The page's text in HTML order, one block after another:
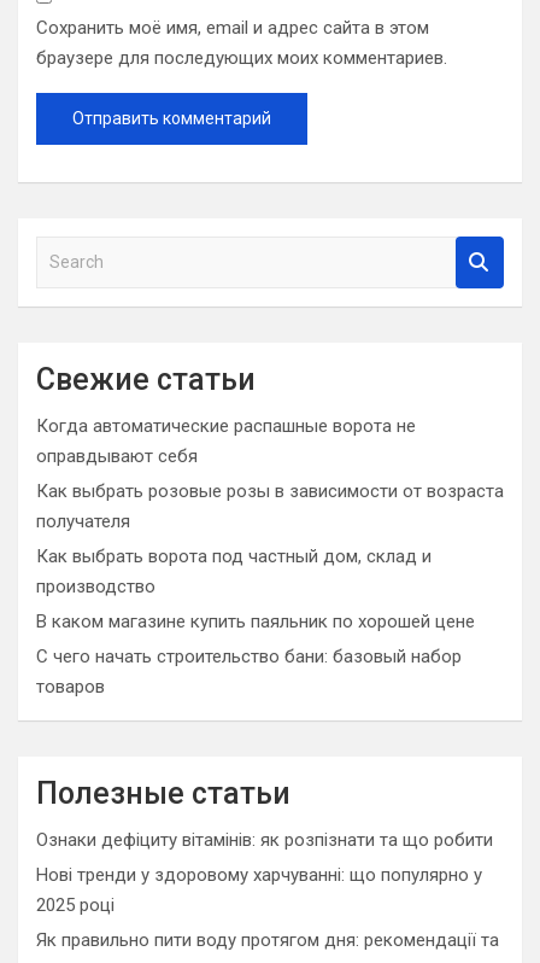
Сохранить моё имя, email и адрес сайта в этом
браузере для последующих моих комментариев.
a
c
Свежие статьи
Когда автоматические распашные ворота не
оправдывают себя
Как выбрать розовые розы в зависимости от возраста
получателя
Как выбрать ворота под частный дом, склад и
производство
В каком магазине купить паяльник по хорошей цене
С чего начать строительство бани: базовый набор
товаров
Полезные статьи
Ознаки дефіциту вітамінів: як розпізнати та що робити
Нові тренди у здоровому харчуванні: що популярно у
2025 році
Як правильно пити воду протягом дня: рекомендації та